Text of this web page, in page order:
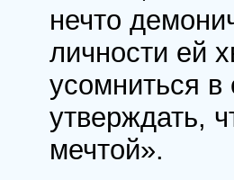
нечто
личности ей
усомниться в
утверждать,
мечтой».